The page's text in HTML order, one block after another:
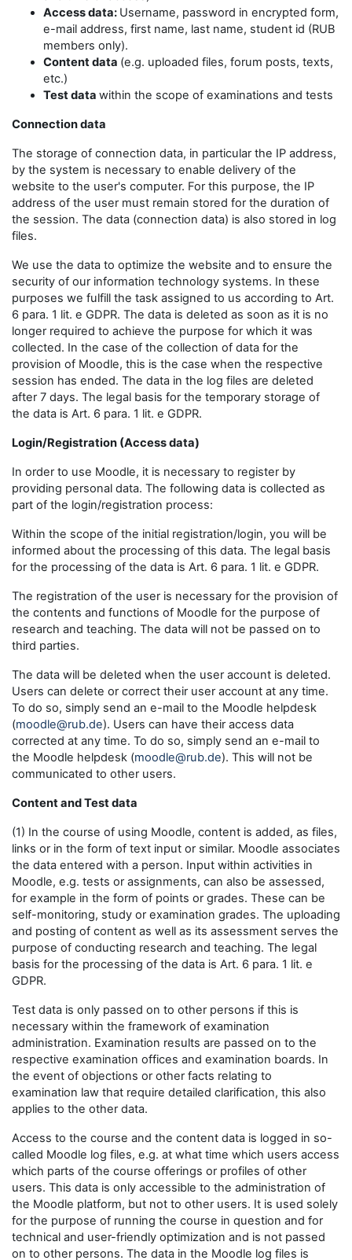
Access data: Username, password in encrypted form,
e-mail address, first name, last name, student id (RUB
members only).
Content data (e.g. uploaded files, forum posts, texts,
etc.)
Test data within the scope of examinations and tests
Connection data
The storage of connection data, in particular the IP address,
by the system is necessary to enable delivery of the
website to the user's computer. For this purpose, the IP
address of the user must remain stored for the duration of
the session. The data (connection data) is also stored in log
files.
We use the data to optimize the website and to ensure the
security of our information technology systems. In these
purposes we fulfill the task assigned to us according to Art.
6 para. 1 lit. e GDPR. The data is deleted as soon as it is no
longer required to achieve the purpose for which it was
collected. In the case of the collection of data for the
provision of Moodle, this is the case when the respective
session has ended. The data in the log files are deleted
after 7 days. The legal basis for the temporary storage of
the data is Art. 6 para. 1 lit. e GDPR.
Login/Registration (Access data)
In order to use Moodle, it is necessary to register by
providing personal data. The following data is collected as
part of the login/registration process:
Within the scope of the initial registration/login, you will be
informed about the processing of this data. The legal basis
for the processing of the data is Art. 6 para. 1 lit. e GDPR.
The registration of the user is necessary for the provision of
the contents and functions of Moodle for the purpose of
research and teaching. The data will not be passed on to
third parties.
The data will be deleted when the user account is deleted.
Users can delete or correct their user account at any time.
To do so, simply send an e-mail to the Moodle helpdesk
(moodle@rub.de). Users can have their access data
corrected at any time. To do so, simply send an e-mail to
the Moodle helpdesk (moodle@rub.de). This will not be
communicated to other users.
Content and Test data
(1) In the course of using Moodle, content is added, as files,
links or in the form of text input or similar. Moodle associates
the data entered with a person. Input within activities in
Moodle, e.g. tests or assignments, can also be assessed,
for example in the form of points or grades. These can be
self-monitoring, study or examination grades. The uploading
and posting of content as well as its assessment serves the
purpose of conducting research and teaching. The legal
basis for the processing of the data is Art. 6 para. 1 lit. e
GDPR.
Test data is only passed on to other persons if this is
necessary within the framework of examination
administration. Examination results are passed on to the
respective examination offices and examination boards. In
the event of objections or other facts relating to
examination law that require detailed clarification, this also
applies to the other data.
Access to the course and the content data is logged in so-
called Moodle log files, e.g. at what time which users access
which parts of the course offerings or profiles of other
users. This data is only accessible to the administration of
the Moodle platform, but not to other users. It is used solely
for the purpose of running the course in question and for
technical and user-friendly optimization and is not passed
on to other persons. The data in the Moodle log files is